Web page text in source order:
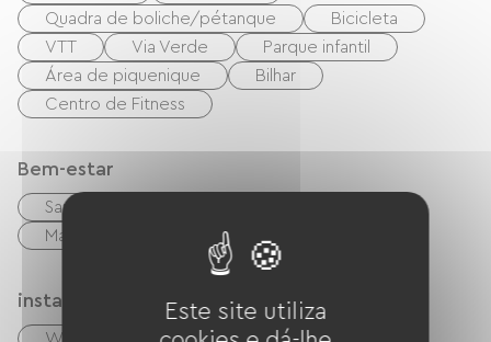
Quadra de boliche/pétanque
Bicicleta
VTT
Via Verde
Parque infantil
Área de piquenique
Bilhar
Centro de Fitness
Bem-estar
Sauna
Massagens / Modelagens
instalações
Este site utiliza